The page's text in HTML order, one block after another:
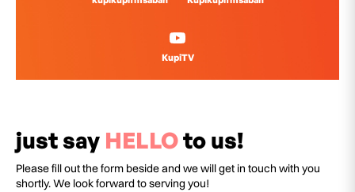
KupiTV
just say HELLOto us!
Please fill out the form beside and we will get in touch with you
shortly. We look forward to serving you!